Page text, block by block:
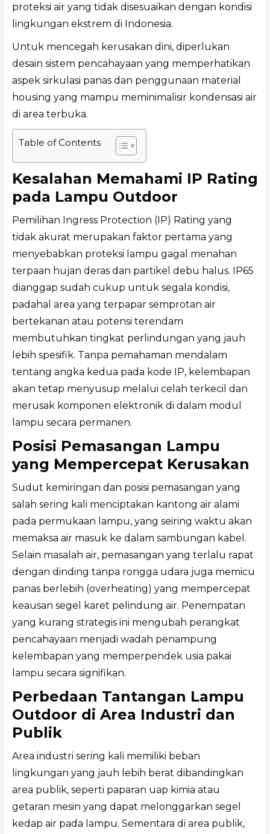
proteksi air yang tidak disesuaikan dengan kondisi
lingkungan ekstrem di Indonesia.
Untuk mencegah kerusakan dini, diperlukan
desain sistem pencahayaan yang memperhatikan
aspek sirkulasi panas dan penggunaan material
housing yang mampu meminimalisir kondensasi air
di area terbuka.
Table of Contents
Kesalahan Memahami IP Rating
pada Lampu Outdoor
Pemilihan Ingress Protection (IP) Rating yang
tidak akurat merupakan faktor pertama yang
menyebabkan proteksi lampu gagal menahan
terpaan hujan deras dan partikel debu halus. IP65
dianggap sudah cukup untuk segala kondisi,
padahal area yang terpapar semprotan air
bertekanan atau potensi terendam
membutuhkan tingkat perlindungan yang jauh
lebih spesifik. Tanpa pemahaman mendalam
tentang angka kedua pada kode IP, kelembapan
akan tetap menyusup melalui celah terkecil dan
merusak komponen elektronik di dalam modul
lampu secara permanen.
Posisi Pemasangan Lampu
yang Mempercepat Kerusakan
Sudut kemiringan dan posisi pemasangan yang
salah sering kali menciptakan kantong air alami
pada permukaan lampu, yang seiring waktu akan
memaksa air masuk ke dalam sambungan kabel.
Selain masalah air, pemasangan yang terlalu rapat
dengan dinding tanpa rongga udara juga memicu
panas berlebih (overheating) yang mempercepat
keausan segel karet pelindung air. Penempatan
yang kurang strategis ini mengubah perangkat
pencahayaan menjadi wadah penampung
kelembapan yang memperpendek usia pakai
lampu secara signifikan.
Perbedaan Tantangan Lampu
Outdoor di Area Industri dan
Publik
Area industri sering kali memiliki beban
lingkungan yang jauh lebih berat dibandingkan
area publik, seperti paparan uap kimia atau
getaran mesin yang dapat melonggarkan segel
kedap air pada lampu. Sementara di area publik,